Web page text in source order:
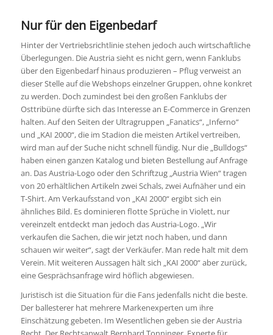
Nur für den Eigenbedarf
Hinter der Vertriebsrichtlinie stehen jedoch auch wirtschaftliche
Überlegungen. Die Austria sieht es nicht gern, wenn Fanklubs
über den Eigenbedarf hinaus produzieren – Pflug verweist an
dieser Stelle auf die Webshops einzelner Gruppen, ohne konkret
zu werden. Doch zumindest bei den großen Fanklubs der
Osttribüne dürfte sich das Interesse an E-Commerce in Grenzen
halten. Auf den Seiten der Ultragruppen „Fanatics“, „Inferno“
und „KAI 2000“, die im Stadion die meisten Artikel vertreiben,
wird man auf der Suche nicht schnell fündig. Nur die „Bulldogs“
haben einen ganzen Katalog und bieten Bestellung auf Anfrage
an. Das Austria-Logo oder den Schriftzug „Austria Wien“ tragen
von 20 erhältlichen Artikeln zwei Schals, zwei Aufnäher und ein
T-Shirt. Am Verkaufsstand von „KAI 2000“ ergibt sich ein
ähnliches Bild. Es dominieren flotte Sprüche in Violett, nur
vereinzelt entdeckt man jedoch das Austria-Logo. „Wir
verkaufen die Sachen, die wir jetzt noch haben, und dann
schauen wir weiter“, sagt der Verkäufer. Man rede halt mit dem
Verein. Mit weiteren Aussagen hält sich „KAI 2000“ aber zurück,
eine Gesprächsanfrage wird höflich abgewiesen.
Juristisch ist die Situation für die Fans jedenfalls nicht die beste.
Der ballesterer hat mehrere Markenexperten um ihre
Einschätzung gebeten. Im Wesentlichen geben sie der Austria